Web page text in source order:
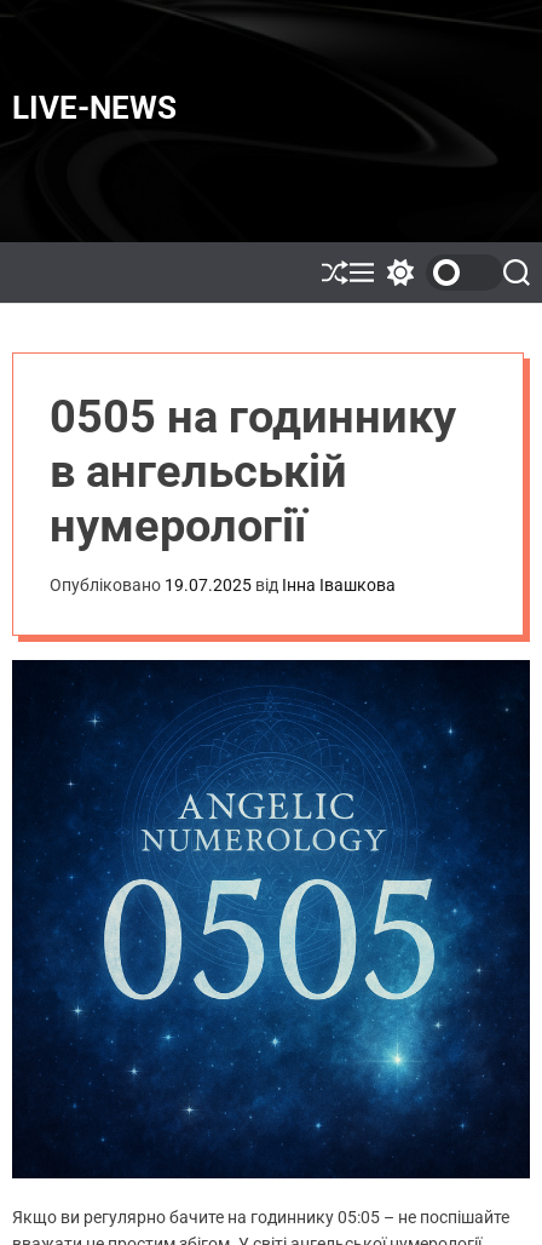
LIVE-NEWS
0505 на годиннику
в ангельській
нумерології
Опубліковано 19.07.2025 від Інна Івашкова
Якщо ви регулярно бачите на годиннику 05:05 – не поспішайте